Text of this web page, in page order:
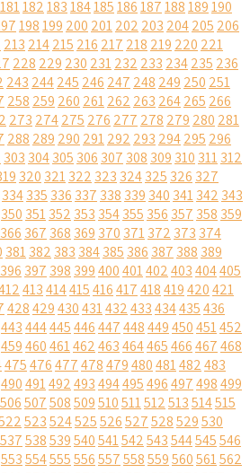
181182183184185186187188189190
198199 200 201202 203 204205 206
213 214215 216 217 218 219 220 221
228 229 230 231232 233 234235 236
243 244245 246 247 248 249 250 251
258 259 260 261262 263 264265 266
273 274275 276 277 278 279 280 281
288 289 290 291292 293 294295 296
303 304305 306 307 308 309 310 311312
320 321322 323 324325 326 327
334335 336 337 338 339 340 341342 343
350 351352 353 354355 356 357 358 359
366 367 368 369 370 371372 373 374
381382 383 384385 386 387 388 389
396 397 398 399400401402403404405
413414415416417418419420421
428429430431432433434435436
443444445446447448449450451452
459460461462463464465466467468
475476477478479480481482483
490491492493494495496497498499
506507508509510511512513514515
523524525526527528529530
537538539540541542543544545546
553554555556557558559560561562